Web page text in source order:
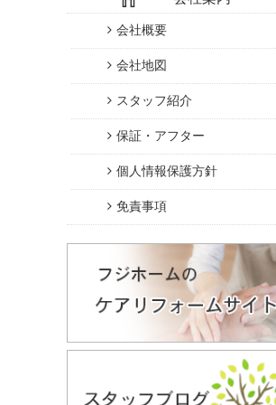
会社概要
会社地図
スタッフ紹介
保証・アフター
個人情報保護方針
免責事項